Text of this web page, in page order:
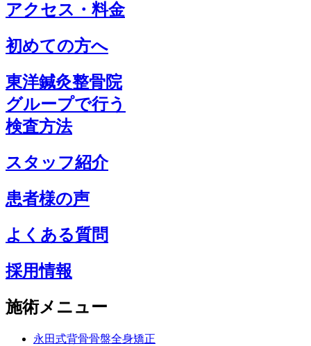
アクセス・料金
初めての方へ
東洋鍼灸整骨院
グループで行う
検査方法
スタッフ紹介
患者様の声
よくある質問
採用情報
施術メニュー
永田式背骨骨盤全身矯正